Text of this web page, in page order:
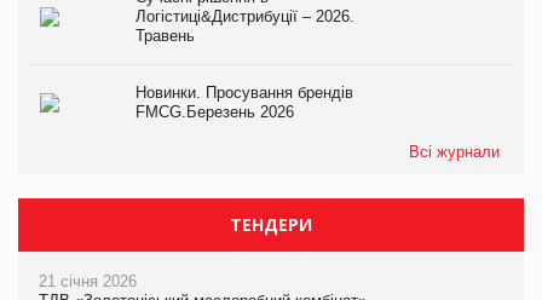
Логістиці&Дистрибуції – 2026.
Травень
Новинки. Просування брендів
FMCG.Березень 2026
Всі журнали
ТЕНДЕРИ
21 січня 2026